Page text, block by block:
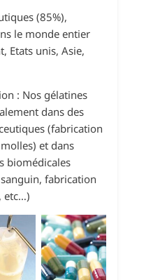
(85%),
le monde entier
Etats unis, Asie,
: Nos gélatines
dans des
(fabrication
et dans
biomédicales
fabrication
etc…)